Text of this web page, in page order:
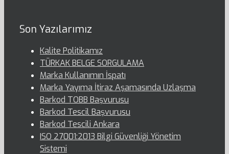
Son Yazılarımız
Kalite Politikamız
TÜRKAK BELGE SORGULAMA
Marka Kullanımın İspatı
Marka Yayıma İtiraz Aşamasında Uzlaşma
Barkod TOBB Başvurusu
Barkod Tescil Başvurusu
Barkod Tescili Ankara
ISO 27001:2013 Bilgi Güvenliği Yönetim
Sistemi